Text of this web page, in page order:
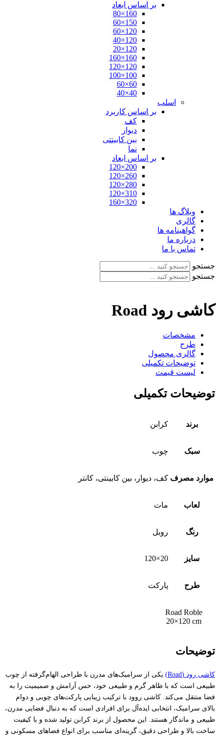
بر اساس ابعاد
160×80
150×60
120×60
120×40
120×20
160×160
120×120
100×100
60×60
40×40
اسلب
بر اساس کاربرد
کف
دیوار
بین کابینتی
نما
بر اساس ابعاد
200×120
260×120
280×120
310×120
320×160
وبلاگ ها
گالری
گواهینامه ها
درباره ما
تماس با ما
جستجو
جستجو
کاشی رود Road
مشخصات
طرح
گالری محصول
توضیحات تکمیلی
لیست قیمت
توضیحات تکمیلی
برند کرابن
سبک چوب
موارد مصرف کف، دیوار، بین کابینتی، کانتر
لعاب مات
رنگ روبل
سایز 20×120
طرح پارکت
Road Roble
20×120 cm
توضیحات
کاشی رود (Road)
یکی از سرامیک‌های مدرن با طراحی الهام‌گرفته از چوب
طبیعی است که با ظاهر گرم و طبیعی خود، حس آرامش و صمیمیت را به
فضا منتقل می‌کند. کاشی روود با ترکیب زیبایی پارکت‌های چوبی و دوام
بالای سرامیک، انتخابی ایده‌آل برای افرادی است که به دنبال فضایی مدرن،
طبیعی و ماندگار هستند. این محصول از برند کرابن تولید شده و با کیفیت
ساخت بالا و طراحی دقیق، گزینه‌ای مناسب برای انواع فضاهای مسکونی و